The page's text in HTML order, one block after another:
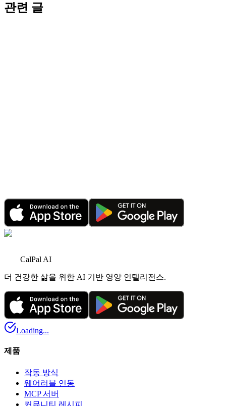
관련 글
2026년 6월 1일• 4분 읽기
CalPal AI
더 건강한 삶을 위한 AI 기반 영양 인텔리전스.
Loading...
제품
작동 방식
웨어러블 연동
MCP 서버
커뮤니티 레시피